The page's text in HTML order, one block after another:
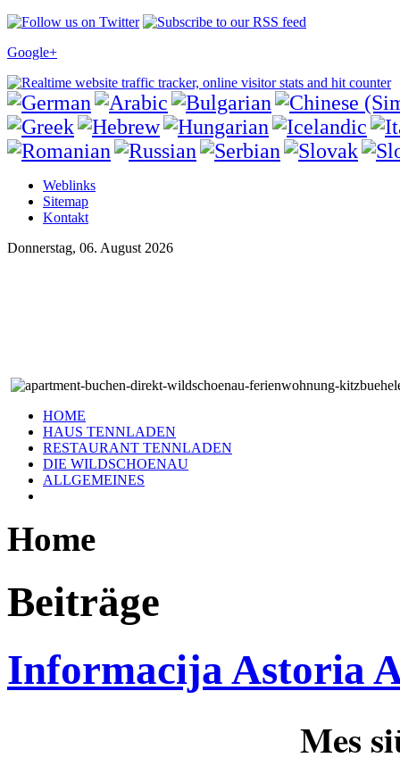
Google+
Weblinks
Sitemap
Kontakt
Donnerstag, 06. August 2026
HOME
HAUS TENNLADEN
RESTAURANT TENNLADEN
DIE WILDSCHOENAU
ALLGEMEINES
Home
Beiträge
Informacija Astoria
Mes